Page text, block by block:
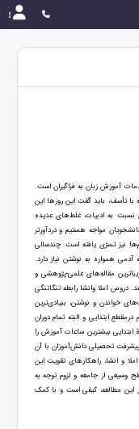
آموزش زبان به فراگیران است.
با تأسف، باید گفت این روزها این
به ادبیات، غلط‌های عدیده
مواجه هستیم و دردآورتر
نیز تسرّی یافته است. چندسالی
همواره به نوشتن نیاز دارد.
مقاله‌های علمی-پژوهشی و
دروس املا وانشا رابطه تنگاتنگی
خواندن و نوشتن، بنیادی‌ترین
ابتدایی و البته تمام دوران
بیشترین ساعات آموزش را
تحصیلی دانش‌آموزان با آن
و انشا، راهکارهای تقویت این
وسیعی از جامعه و لزوم توجه به
مطالعه، کیفی است و با کمک